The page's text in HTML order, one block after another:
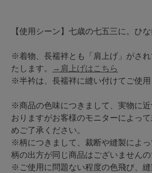
【使用シーン】七歳の七五三に。ひ
※着物、長襦袢とも「肩上げ」がさ
たします。
→肩上げはこちら
※半衿は、長襦袢に縫い付けてご使用
※商品の色味につきまして、実物に
おりますがお客様のモニターによっ
めご了承ください。
※柄につきまして、裁断や縫製によっ
柄の出方が同じ商品はございませんの
※ご使用に問題ない程度の色飛び、